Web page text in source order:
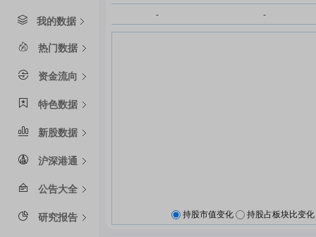
我的数据
热门数据
资金流向
特色数据
新股数据
沪深港通
公告大全
研究报告
- -
持股市值变化 持股占板块比变化